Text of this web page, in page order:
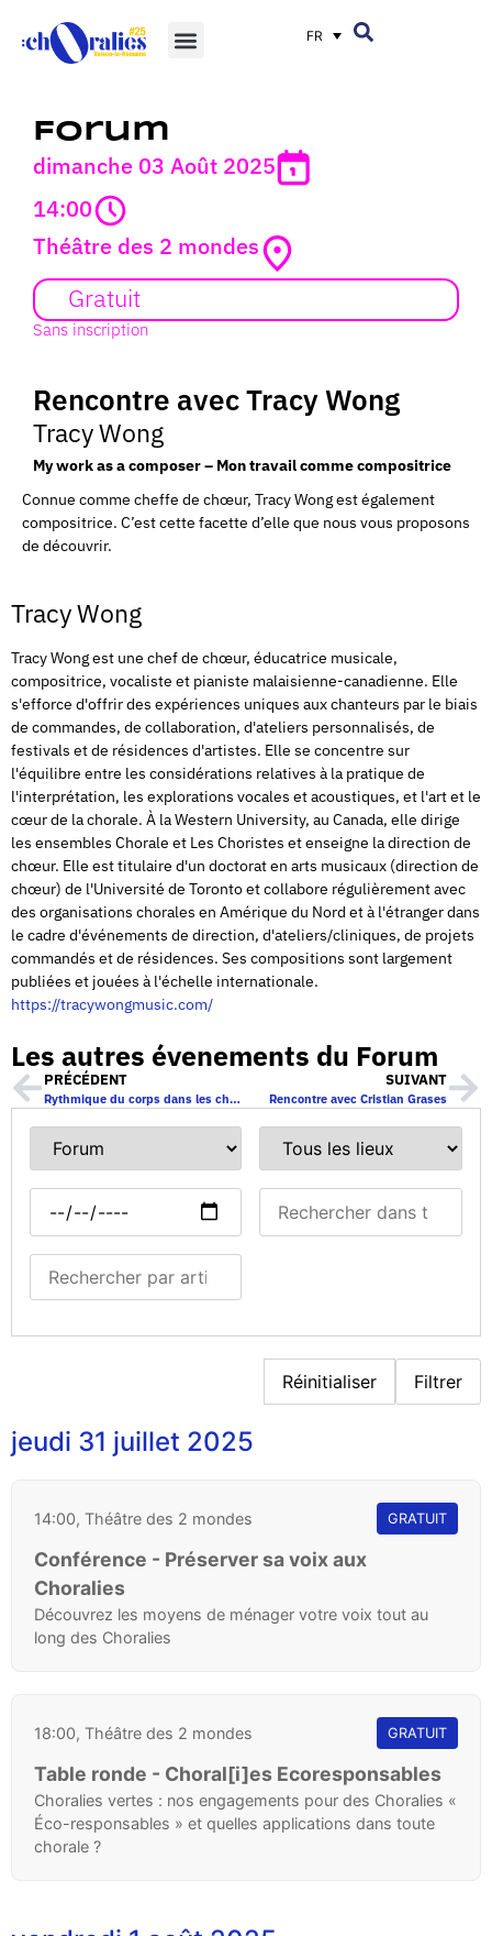
FR
Forum
dimanche 03 Août 2025
14:00
Théâtre des 2 mondes
Gratuit
Sans inscription
Rencontre avec Tracy Wong
Tracy Wong
My work as a composer – Mon travail comme compositrice
Connue comme cheffe de chœur, Tracy Wong est également
compositrice. C’est cette facette d’elle que nous vous proposons
de découvrir.
Tracy Wong
Tracy Wong est une chef de chœur, éducatrice musicale,
compositrice, vocaliste et pianiste malaisienne-canadienne. Elle
s'efforce d'offrir des expériences uniques aux chanteurs par le biais
de commandes, de collaboration, d'ateliers personnalisés, de
festivals et de résidences d'artistes. Elle se concentre sur
l'équilibre entre les considérations relatives à la pratique de
l'interprétation, les explorations vocales et acoustiques, et l'art et le
cœur de la chorale. À la Western University, au Canada, elle dirige
les ensembles Chorale et Les Choristes et enseigne la direction de
chœur. Elle est titulaire d'un doctorat en arts musicaux (direction de
chœur) de l'Université de Toronto et collabore régulièrement avec
des organisations chorales en Amérique du Nord et à l'étranger dans
le cadre d'événements de direction, d'ateliers/cliniques, de projets
commandés et de résidences. Ses compositions sont largement
publiées et jouées à l'échelle internationale.
https://tracywongmusic.com/
Les autres évenements du Forum
PRÉCÉDENT
Rythmique du corps dans les chœurs
SUIVANT
Rencontre avec Cristian Grases
Réinitialiser Filtrer
jeudi 31 juillet 2025
14:00, Théâtre des 2 mondes GRATUIT
Conférence - Préserver sa voix aux
Choralies
Découvrez les moyens de ménager votre voix tout au
long des Choralies
18:00, Théâtre des 2 mondes GRATUIT
Table ronde - Choral[i]es Ecoresponsables
Choralies vertes : nos engagements pour des Choralies «
Éco-responsables » et quelles applications dans toute
chorale ?